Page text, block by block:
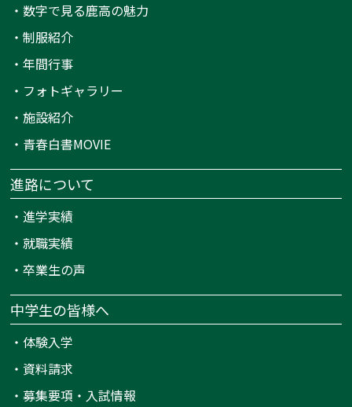
・数字で見る鹿高の魅力
・制服紹介
・年間行事
・ フォトギャラリー
・施設紹介
・ 青春白書MOVIE
進路について
・進学実績
・就職実績
・卒業生の声
中学生の皆様へ
・ 体験入学
・ 資料請求
・募集要項・入試情報